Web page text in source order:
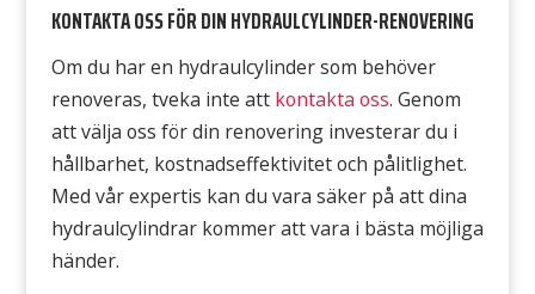
KONTAKTA OSS FÖR DIN HYDRAULCYLINDER-RENOVERING
Om du har en hydraulcylinder som behöver
renoveras, tveka inte att kontakta oss. Genom
att välja oss för din renovering investerar du i
hållbarhet, kostnadseffektivitet och pålitlighet.
Med vårexpertis kan du vara säker på att dina
hydraulcylindrar kommer att vara i bästa möjliga
händer.